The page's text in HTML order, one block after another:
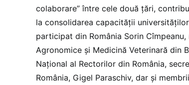
colaborare” între cele două țări,
la consolidarea capacității
participat din România Sorin
Agronomice și Medicină Veterinară din
Național al Rectorilor din România,
România, Gigel Paraschiv, dar și